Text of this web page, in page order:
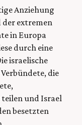
Anziehung
der extremen
in Europa
durch eine
israelische
die
und Israel
besetzten